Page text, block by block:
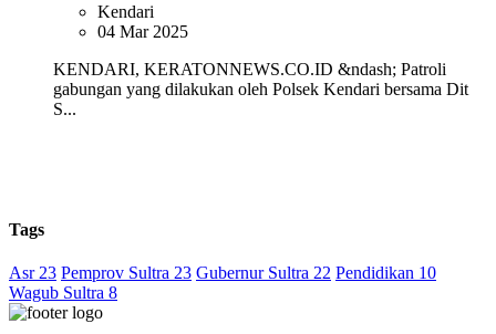
Kendari
04 Mar 2025
KENDARI, KERATONNEWS.CO.ID &ndash; Patroli
gabungan yang dilakukan oleh Polsek Kendari bersama Dit
S...
Tags
Asr 23 Pemprov Sultra 23 Gubernur Sultra 22 Pendidikan 10
Wagub Sultra 8